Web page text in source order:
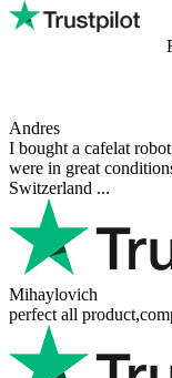
Andres
I bought a cafelat
were in great
Switzerland ...
Mihaylovich
perfect all